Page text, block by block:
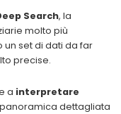
Search, la
molto più
set di dati da far
precise.
a interpretare
dettagliata